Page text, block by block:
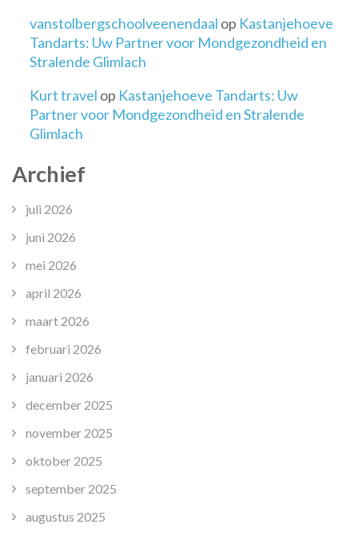
vanstolbergschoolveenendaal op Kastanjehoeve
Tandarts: Uw Partner voor Mondgezondheid en
Stralende Glimlach
Kurt travel op Kastanjehoeve Tandarts: Uw
Partner voor Mondgezondheid en Stralende
Glimlach
Archief
juli 2026
juni 2026
mei 2026
april 2026
maart 2026
februari 2026
januari 2026
december 2025
november 2025
oktober 2025
september 2025
augustus 2025